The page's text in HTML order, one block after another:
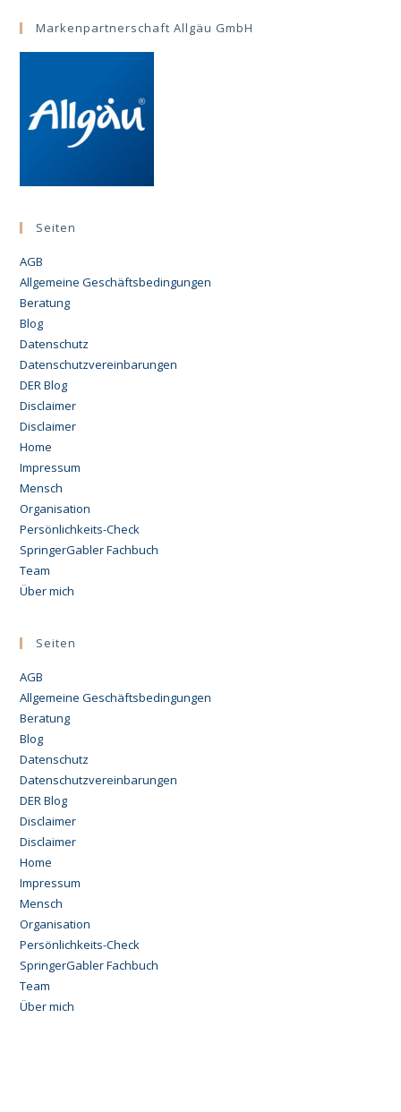
Markenpartnerschaft Allgäu GmbH
Seiten
AGB
Allgemeine Geschäftsbedingungen
Beratung
Blog
Datenschutz
Datenschutzvereinbarungen
DER Blog
Disclaimer
Disclaimer
Home
Impressum
Mensch
Organisation
Persönlichkeits-Check
SpringerGabler Fachbuch
Team
Über mich
Seiten
AGB
Allgemeine Geschäftsbedingungen
Beratung
Blog
Datenschutz
Datenschutzvereinbarungen
DER Blog
Disclaimer
Disclaimer
Home
Impressum
Mensch
Organisation
Persönlichkeits-Check
SpringerGabler Fachbuch
Team
Über mich